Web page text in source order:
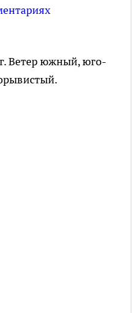
Ветер южный, юго-